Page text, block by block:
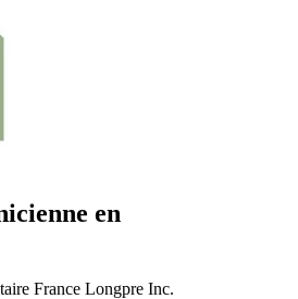
en
France Longpre Inc.